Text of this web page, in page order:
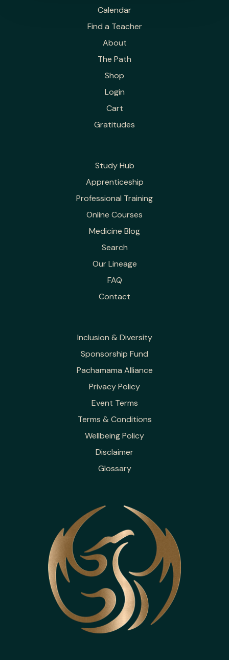
Calendar
Find a Teacher
About
The Path
Shop
Login
Cart
Gratitudes
Study Hub
Apprenticeship
Professional Training
Online Courses
Medicine Blog
Search
Our Lineage
FAQ
Contact
Inclusion & Diversity
Sponsorship Fund
Pachamama Alliance
Privacy Policy
Event Terms
Terms & Conditions
Wellbeing Policy
Disclaimer
Glossary